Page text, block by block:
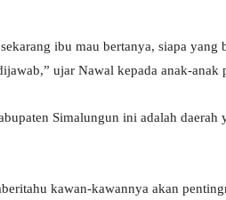
ibu mau bertanya, siapa yang
ujar Nawal kepada anak-anak
Simalungun ini adalah daerah
kawan-kawannya akan